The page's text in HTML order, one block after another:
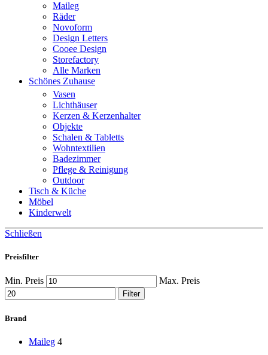
Maileg
Räder
Novoform
Design Letters
Cooee Design
Storefactory
Alle Marken
Schönes Zuhause
Vasen
Lichthäuser
Kerzen & Kerzenhalter
Objekte
Schalen & Tabletts
Wohntextilien
Badezimmer
Pflege & Reinigung
Outdoor
Tisch & Küche
Möbel
Kinderwelt
Schließen
Preisfilter
Min. Preis Max. Preis
Filter
Brand
Maileg 4